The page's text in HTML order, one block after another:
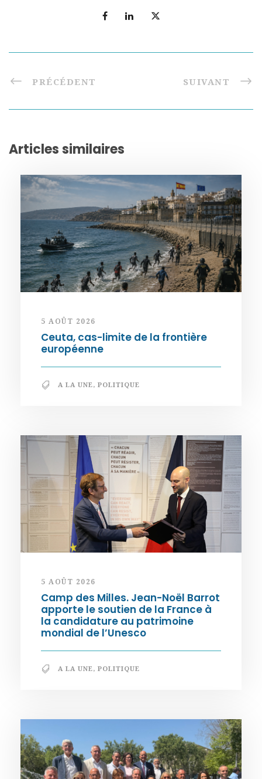
PRÉCÉDENT SUIVANT
Articles similaires
5 AOÛT 2026
Ceuta, cas-limite de la frontière
européenne
A LA UNE, POLITIQUE
5 AOÛT 2026
Camp des Milles. Jean-Noël Barrot
apporte le soutien de la France à
la candidature au patrimoine
mondial de l’Unesco
A LA UNE, POLITIQUE